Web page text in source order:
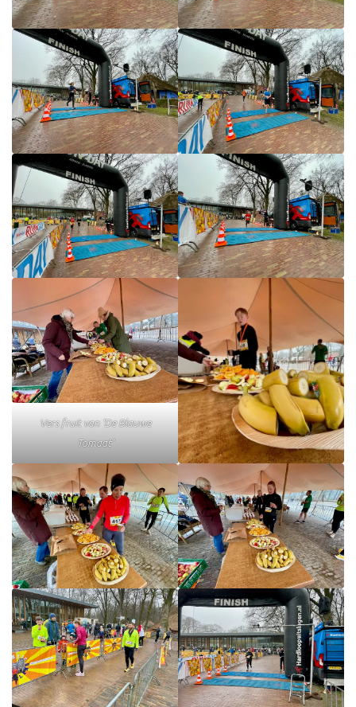
Vers fruit van ‘De Blauwe
Tomaat’